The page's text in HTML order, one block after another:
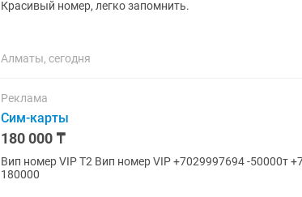
Красивый номер, легко запомнить.
Алматы, сегодня
Реклама
Сим-карты
180 000 ₸
Вип номер VIP Т2 Вип номер VIP +7029997694 -50000т +77088001984-50000т +77000840084-
180000